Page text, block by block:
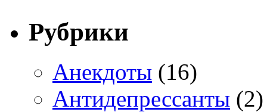
Рубрики
Анекдоты (16)
Антидепрессанты (2)